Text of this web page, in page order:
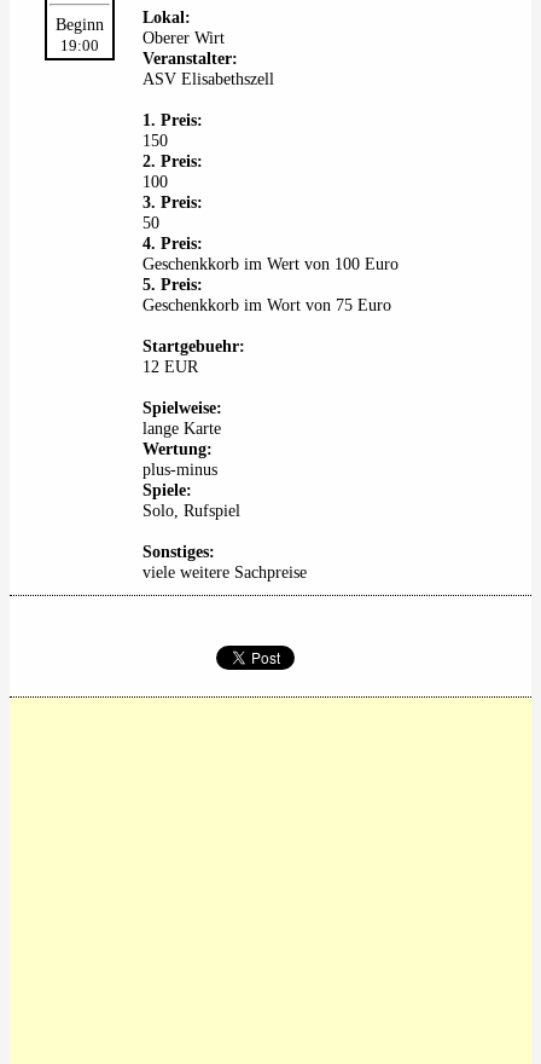
Beginn
19:00
Lokal:
Oberer Wirt
Veranstalter:
ASV Elisabethszell
1. Preis:
150
2. Preis:
100
3. Preis:
50
4. Preis:
Geschenkkorb im Wert von 100 Euro
5. Preis:
Geschenkkorb im Wort von 75 Euro
Startgebuehr:
12 EUR
Spielweise:
lange Karte
Wertung:
plus-minus
Spiele:
Solo, Rufspiel
Sonstiges:
viele weitere Sachpreise